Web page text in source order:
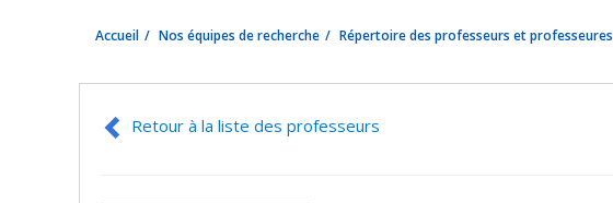
Accueil Nos équipes de recherche Répertoire des professeurs et professeures
Retour à la liste des professeurs